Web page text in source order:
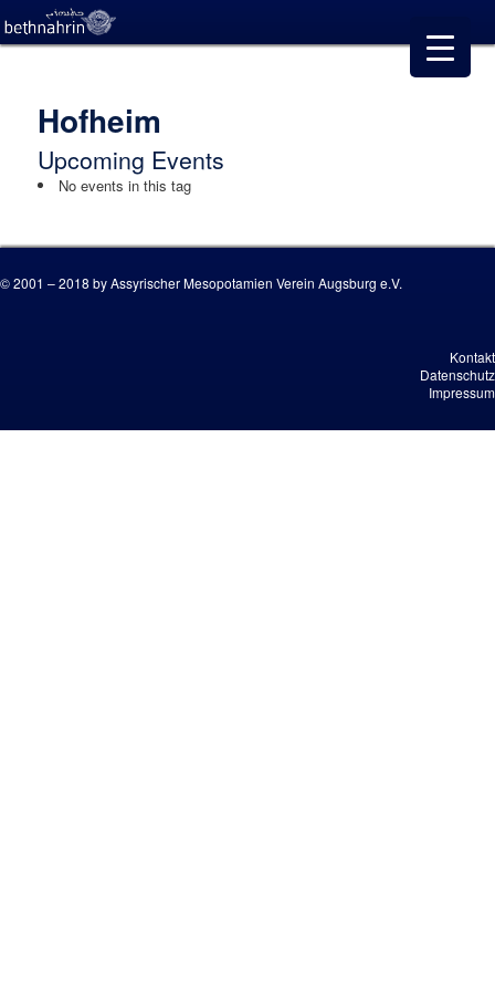
Hofheim
Upcoming Events
No events in this tag
© 2001 – 2018 by Assyrischer Mesopotamien Verein Augsburg e.V.
Kontakt
Datenschutz
Impressum